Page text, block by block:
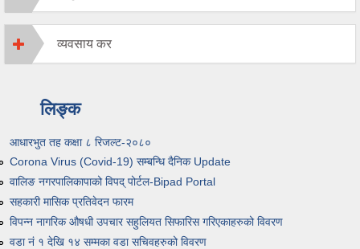
व्यवसाय कर
लिङ्क
आधारभुत तह कक्षा ८ रिजल्ट-२०८०
Corona Virus (Covid-19) सम्बन्धि दैनिक Update
वालिङ नगरपालिकापाको विपद् पोर्टल-Bipad Portal
सहकारी मासिक प्रतिवेदन फारम
विपन्न नागरिक औषधी उपचार सहुलियत सिफारिस गरिएकाहरुको विवरण
वडा नं १ देखि १४ सम्मका वडा सचिवहरुको विवरण